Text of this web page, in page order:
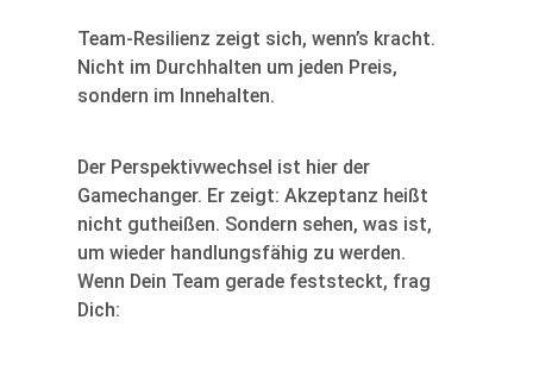
Team-Resilienz zeigt sich, wenn’s kracht.
Nicht im Durchhalten um jeden Preis,
sondern im Innehalten.
Der Perspektivwechsel ist hier der
Gamechanger. Er zeigt: Akzeptanz heißt
nicht gutheißen. Sondern sehen, was ist,
um wieder handlungsfähig zu werden.
Wenn Dein Team gerade feststeckt, frag
Dich: